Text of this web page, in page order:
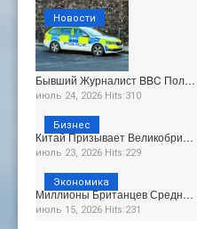
Бывший Журналист BBC Пол…
июль 24, 2026 Hits:310
Новости
Китай Призывает Великобри…
июль 23, 2026 Hits:229
Бизнес
Миллионы Британцев Средн…
июль 15, 2026 Hits:231
Экономика